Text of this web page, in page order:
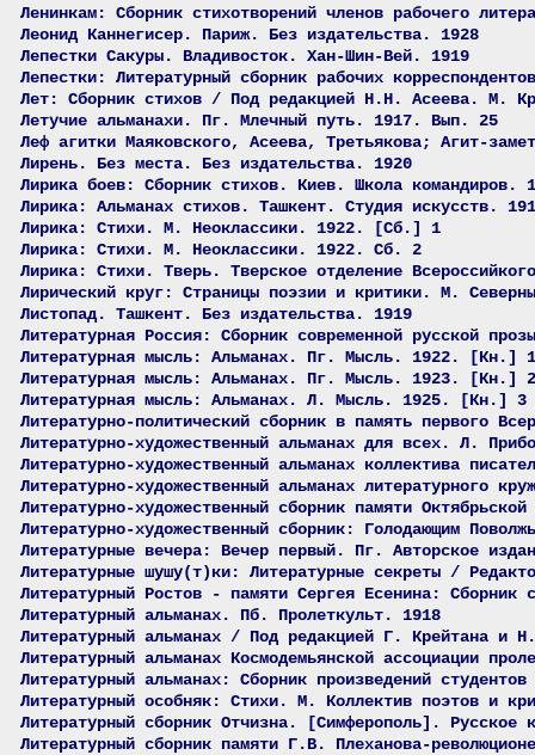
Ленинкам: Сборник стихотворений членов рабочего
Леонид Каннегисер. Париж. Без издательства. 1928
Лепестки Сакуры. Владивосток. Хан-Шин-Вей. 1919
Лепестки: Литературный сборник рабочих
Лет: Сборник стихов / Под редакцией Н.Н. Асеева. М.
Летучие альманахи. Пг. Млечный путь. 1917. Вып. 25
Леф агитки Маяковского, Асеева, Третьякова; Агит-
Лирень. Без места. Без издательства. 1920
Лирика боев: Сборник стихов. Киев. Школа командиров.
Лирика: Альманах стихов. Ташкент. Студия искусств.
Лирика: Стихи. М. Неоклассики. 1922. [Сб.] 1
Лирика: Стихи. М. Неоклассики. 1922. Сб. 2
Лирика: Стихи. Тверь. Тверское отделение
Лирический круг: Страницы поэзии и критики. М.
Листопад. Ташкент. Без издательства. 1919
Литературная Россия: Сборник современной русской
Литературная мысль: Альманах. Пг. Мысль. 1922. [Кн.] 1
Литературная мысль: Альманах. Пг. Мысль. 1923. [Кн.] 2
Литературная мысль: Альманах. Л. Мысль. 1925. [Кн.] 3
Литературно-политический сборник в память первого
Литературно-художественный альманах для всех. Л.
Литературно-художественный альманах коллектива
Литературно-художественный альманах литературного
Литературно-художественный сборник памяти
Литературно-художественный сборник: Голодающим
Литературные вечера: Вечер первый. Пг. Авторское
Литературные шушу(т)ки: Литературные секреты /
Литературный Ростов - памяти Сергея Есенина:
Литературный альманах. Пб. Пролеткульт. 1918
Литературный альманах / Под редакцией Г. Крейтана и
Литературный альманах Космодемьянской ассоциации
Литературный альманах: Сборник произведений
Литературный особняк: Стихи. М. Коллектив поэтов и
Литературный сборник Отчизна. [Симферополь].
Литературный сборник памяти Г.В. Плеханова-